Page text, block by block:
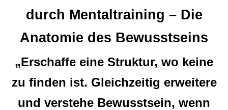
durch Mentaltraining – Die
Anatomie des Bewusstseins
„Erschaffe eine Struktur, wo keine
zu finden ist. Gleichzeitig erweitere
und verstehe Bewusstsein, wenn